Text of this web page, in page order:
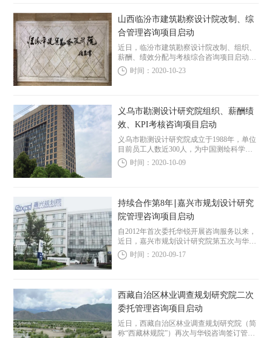
山西临汾市建筑勘察设计院改制、综
合管理咨询项目启动
近日，临汾市建筑勘察设计院改制、组织、
薪酬、绩效分配与考核综合咨询项目启动。
临汾市建筑勘察设计院创建于上世纪50年
代，为建筑专业建筑专业甲级设计资质单
时间：2020-10-23
义乌市勘测设计研究院组织、薪酬绩
效、KPI考核咨询项目启动
义乌市勘测设计研究院成立于1988年，单位
目前员工人数近300人，为中国测绘科学研
究院硕士博士生实习基地，2011年10月成立
了院士专家工作站，2013年增挂义乌市地理
时间：2020-10-09
持续合作第8年∣嘉兴市规划设计研究
院管理咨询项目启动
自2012年首次委托华锐开展咨询服务以来，
近日，嘉兴市规划设计研究院第五次与华锐
开展合作，委托华锐咨询为其提供管理咨询
服务。这已是华锐咨询与嘉兴院合作的第8
时间：2020-09-17
西藏自治区林业调查规划研究院二次
委托管理咨询项目启动
近日，西藏自治区林业调查规划研究院（简
称“西藏林规院”）再次与华锐咨询签订管理